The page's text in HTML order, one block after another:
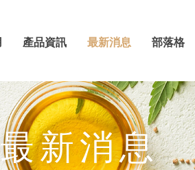
產品資訊 最新消息 部落格
最新消息